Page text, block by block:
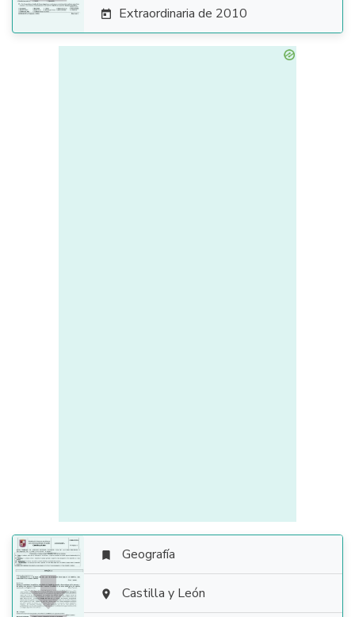
 Extraordinaria de 2010

 Geografía
 Castilla y León